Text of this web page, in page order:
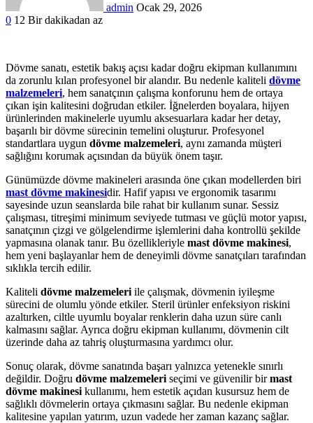
admin Ocak 29, 2026
0 12 Bir dakikadan az
Dövme sanatı, estetik bakış açısı kadar doğru ekipman kullanımını
da zorunlu kılan profesyonel bir alandır. Bu nedenle kaliteli dövme
malzemeleri, hem sanatçının çalışma konforunu hem de ortaya
çıkan işin kalitesini doğrudan etkiler. İğnelerden boyalara, hijyen
ürünlerinden makinelerle uyumlu aksesuarlara kadar her detay,
başarılı bir dövme sürecinin temelini oluşturur. Profesyonel
standartlara uygun dövme malzemeleri, aynı zamanda müşteri
sağlığını korumak açısından da büyük önem taşır.
Günümüzde dövme makineleri arasında öne çıkan modellerden biri
mast dövme makinesidir. Hafif yapısı ve ergonomik tasarımı
sayesinde uzun seanslarda bile rahat bir kullanım sunar. Sessiz
çalışması, titreşimi minimum seviyede tutması ve güçlü motor yapısı,
sanatçının çizgi ve gölgelendirme işlemlerini daha kontrollü şekilde
yapmasına olanak tanır. Bu özellikleriyle mast dövme makinesi,
hem yeni başlayanlar hem de deneyimli dövme sanatçıları tarafından
sıklıkla tercih edilir.
Kaliteli dövme malzemeleri ile çalışmak, dövmenin iyileşme
sürecini de olumlu yönde etkiler. Steril ürünler enfeksiyon riskini
azaltırken, ciltle uyumlu boyalar renklerin daha uzun süre canlı
kalmasını sağlar. Ayrıca doğru ekipman kullanımı, dövmenin cilt
üzerinde daha az tahriş oluşturmasına yardımcı olur.
Sonuç olarak, dövme sanatında başarı yalnızca yetenekle sınırlı
değildir. Doğru dövme malzemeleri seçimi ve güvenilir birmast
dövme makinesi kullanımı, hem estetik açıdan kusursuz hem de
sağlıklı dövmelerin ortaya çıkmasını sağlar. Bu nedenle ekipman
kalitesine yapılan yatırım, uzun vadede her zaman kazanç sağlar.